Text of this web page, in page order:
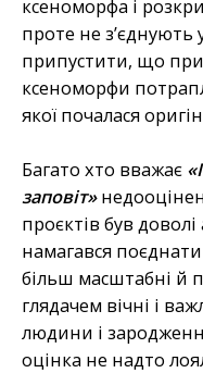
ксеноморфа і
проте не з’єднують
припустити, що
ксеноморфи
якої почалася
Багато хто вважає
заповіт»
проєктів був
намагався
більш масштабні й
глядачем вічні і
людини і
оцінка не надто